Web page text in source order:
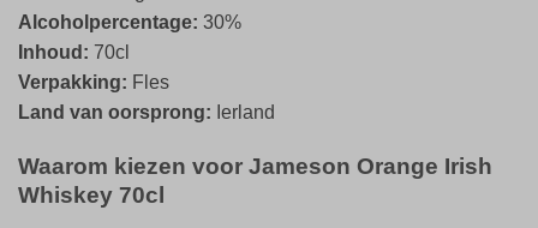
Alcoholpercentage: 30%
Inhoud: 70cl
Verpakking: Fles
Land van oorsprong: Ierland
Waarom kiezen voor Jameson Orange Irish
Whiskey 70cl